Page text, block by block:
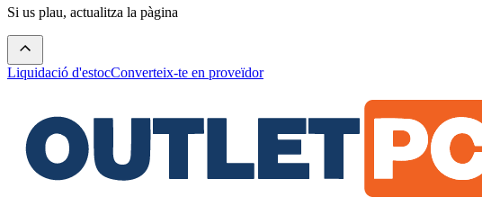
Si us plau, actualitza la pàgina
Liquidació d'estocConverteix-te en proveïdor